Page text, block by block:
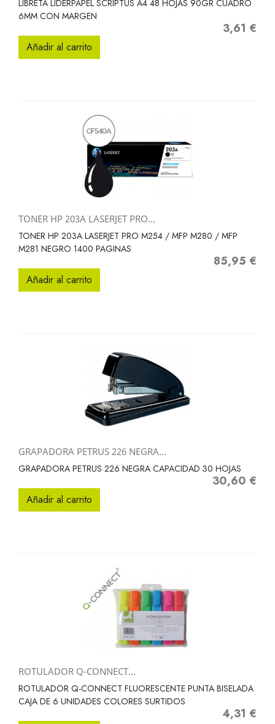
LIBRETA LIDERPAPEL SCRIPTUS A4 48 HOJAS 90GR CUADRO
6MM CON MARGEN
Precio
3,61 €
Añadir al carrito
TONER HP 203A LASERJET PRO...
TONER HP 203A LASERJET PRO M254 / MFP M280 / MFP
M281 NEGRO 1400 PAGINAS
Precio
85,95 €
Añadir al carrito
GRAPADORA PETRUS 226 NEGRA...
GRAPADORA PETRUS 226 NEGRA CAPACIDAD 30 HOJAS
Precio
30,60 €
Añadir al carrito
ROTULADOR Q-CONNECT...
ROTULADOR Q-CONNECT FLUORESCENTE PUNTA BISELADA
CAJA DE 6 UNIDADES COLORES SURTIDOS
Precio
4,31 €